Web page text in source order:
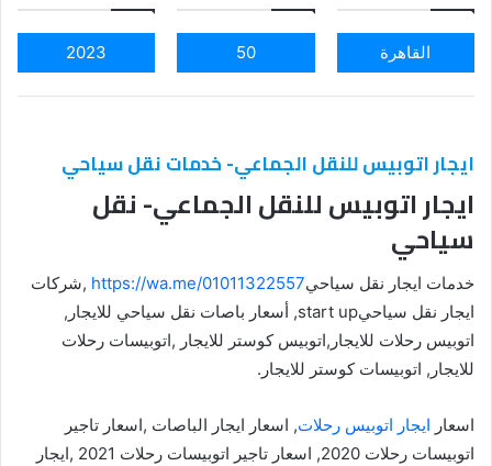
القاهرة 50
2023
ايجار اتوبيس للنقل الجماعي- خدمات نقل سياحي
ايجار اتوبيس للنقل الجماعي- نقل
سياحي
خدمات ايجار نقل سياحيhttps://wa.me/01011322557 ,شركات
ايجار نقل سياحيstart up, أسعار باصات نقل سياحي للايجار,
اتوبيس رحلات للايجار,اتوبيس كوستر للايجار ,اتوبيسات رحلات
للايجار, اتوبيسات كوستر للايجار.
اسعار ايجار اتوبيس رحلات, اسعار ايجار الباصات ,اسعار تاجير
اتوبيسات رحلات 2020, اسعار تاجير اتوبيسات رحلات 2021 ,ايجار